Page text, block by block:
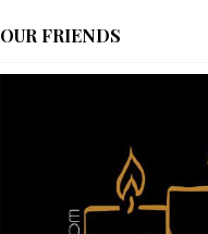
OUR FRIENDS